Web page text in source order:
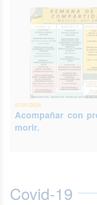
07/01/2026
Acompañar con
morir.
Covid-19